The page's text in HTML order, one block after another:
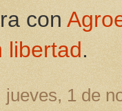
con
libertad.
jueves, 1 de